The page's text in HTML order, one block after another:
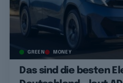
GREEN MONEY
Das sind die besten